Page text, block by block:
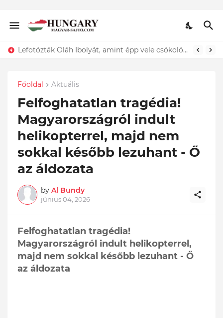
Lefotózták Oláh Ibolyát, amint épp vele csókolózik - EZT nem hiszed el, kinek a karjában kötött ki...ÍME
Főoldal Aktuális
Felfoghatatlan tragédia!
Magyarországról indult
helikopterrel, majd nem
sokkal később lezuhant - Ő
az áldozata
by Al Bundy
június 04, 2026
Felfoghatatlan tragédia!
Magyarországról indult helikopterrel,
majd nem sokkal később lezuhant - Ő
az áldozata